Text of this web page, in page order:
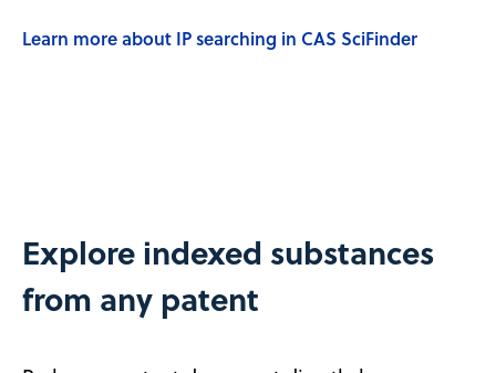
Learn more about IP searching in CAS SciFinder
Explore indexed substances
from any patent